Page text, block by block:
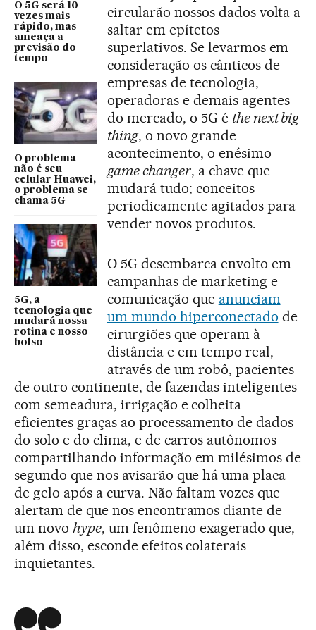
O 5G será 10
vezes mais
rápido, mas
ameaça a
previsão do
tempo
O problema
não é seu
celular Huawei,
o problema se
chama 5G
5G, a
tecnologia que
mudará nossa
rotina e nosso
bolso
circularão nossos dados volta a
saltar em epítetos
superlativos. Se levarmos em
consideração os cânticos de
empresas de tecnologia,
operadoras e demais agentes
do mercado, o 5G é the next big
thing, o novo grande
acontecimento, o enésimo
game changer, a chave que
mudará tudo; conceitos
periodicamente agitados para
vender novos produtos.
O 5G desembarca envolto em
campanhas de marketing e
comunicação que anunciam
um mundo hiperconectado de
cirurgiões que operam à
distância e em tempo real,
através de um robô, pacientes
de outro continente, de fazendas inteligentes
com semeadura, irrigação e colheita
eficientes graças ao processamento de dados
do solo e do clima, e de carros autônomos
compartilhando informação em milésimos de
segundo que nos avisarão que há uma placa
de gelo após a curva. Não faltam vozes que
alertam de que nos encontramos diante de
um novo hype, um fenômeno exagerado que,
além disso, esconde efeitos colaterais
inquietantes.